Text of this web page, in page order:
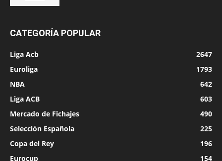
CATEGORÍA POPULAR
Liga Acb
2647
Euroliga
1793
NBA
642
Liga ACB
603
Mercado de Fichajes
490
Selección Española
225
Copa del Rey
196
Eurocup
154